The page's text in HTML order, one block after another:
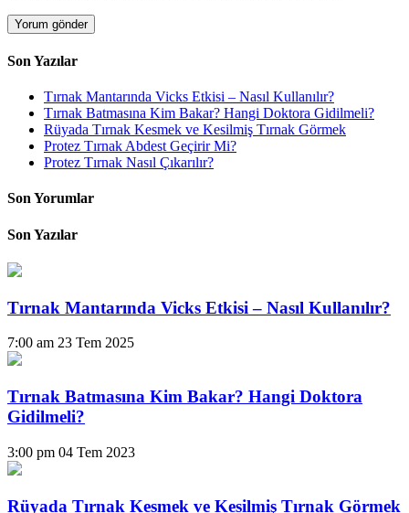
Son Yazılar
Tırnak Mantarında Vicks Etkisi – Nasıl Kullanılır?
Tırnak Batmasına Kim Bakar? Hangi Doktora Gidilmeli?
Rüyada Tırnak Kesmek ve Kesilmiş Tırnak Görmek
Protez Tırnak Abdest Geçirir Mi?
Protez Tırnak Nasıl Çıkarılır?
Son Yorumlar
Son Yazılar
Tırnak Mantarında Vicks Etkisi – Nasıl Kullanılır?
7:00 am 23 Tem 2025
Tırnak Batmasına Kim Bakar? Hangi Doktora
Gidilmeli?
3:00 pm 04 Tem 2023
Rüyada Tırnak Kesmek ve Kesilmiş Tırnak Görmek